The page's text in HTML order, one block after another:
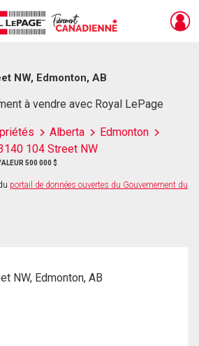
NW, Edmonton, AB
à vendre avec Royal LePage
Alberta
Edmonton
104 Street NW
500 000 $
portail de données ouvertes du Gouvernement du